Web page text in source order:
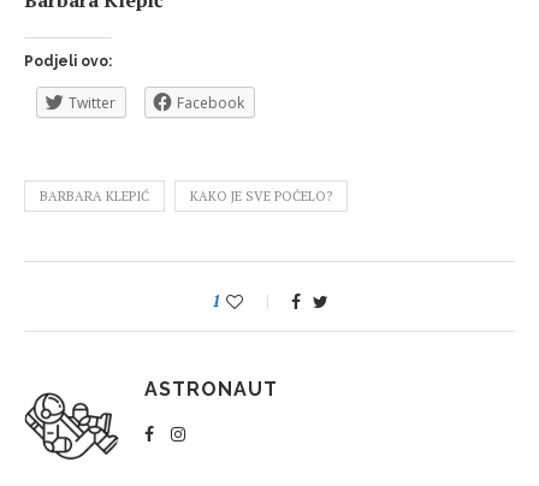
Podjeli ovo:
Twitter Facebook
BARBARA KLEPIĆ KAKO JE SVE POČELO?
1
ASTRONAUT